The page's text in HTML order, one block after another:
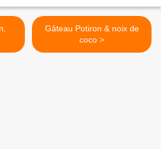
Gâteau Potiron & noix de
coco >